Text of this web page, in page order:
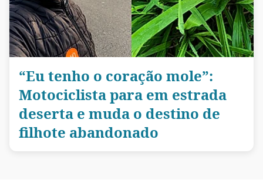
“Eu tenho o coração mole”:
Motociclista para em estrada
deserta e muda o destino de
filhote abandonado